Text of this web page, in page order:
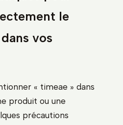
le
vos
« timeae » dans
produit ou une
précautions